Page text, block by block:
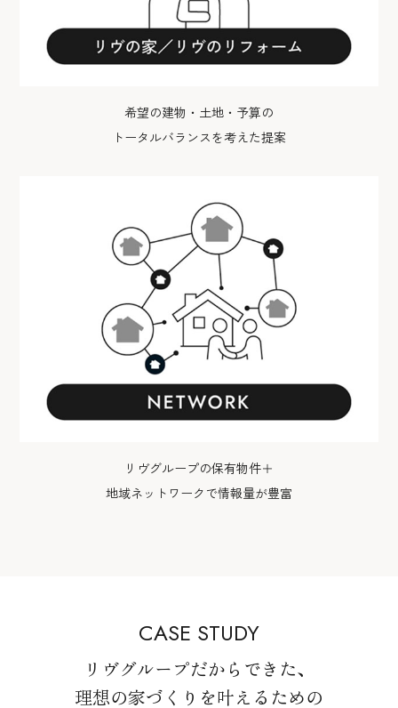
希望の建物・土地・予算の
トータルバランスを考えた提案
リヴグループの保有物件＋
地域ネットワークで情報量が豊富
CASE STUDY
リヴグループだからできた、
理想の家づくりを叶えるための